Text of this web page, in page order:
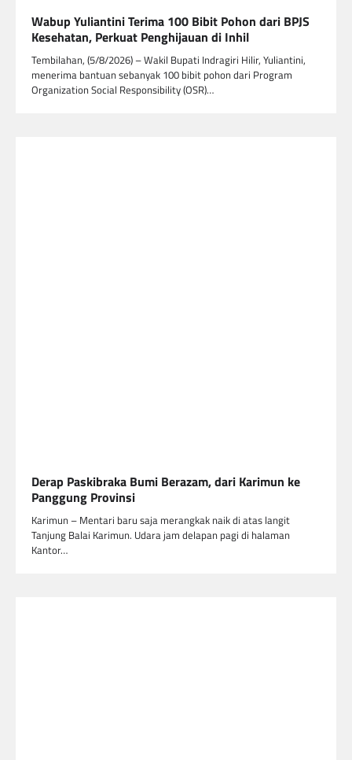
Wabup Yuliantini Terima 100 Bibit Pohon dari BPJS
Kesehatan, Perkuat Penghijauan di Inhil
Tembilahan, (5/8/2026) – Wakil Bupati Indragiri Hilir, Yuliantini,
menerima bantuan sebanyak 100 bibit pohon dari Program
Organization Social Responsibility (OSR)…
Derap Paskibraka Bumi Berazam, dari Karimun ke
Panggung Provinsi
Karimun – Mentari baru saja merangkak naik di atas langit
Tanjung Balai Karimun. Udara jam delapan pagi di halaman
Kantor…